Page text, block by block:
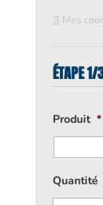
3 Mes
ÉTAPE
Produit *
Quantité